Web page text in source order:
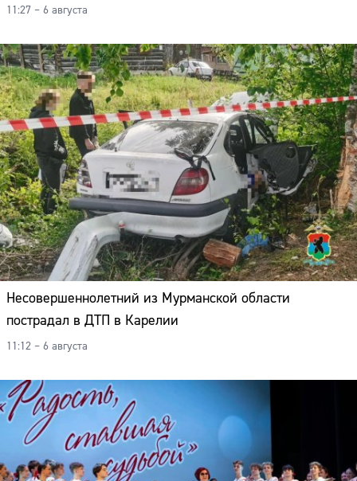
11:27 – 6 августа
Несовершеннолетний из Мурманской области
пострадал в ДТП в Карелии
11:12 – 6 августа